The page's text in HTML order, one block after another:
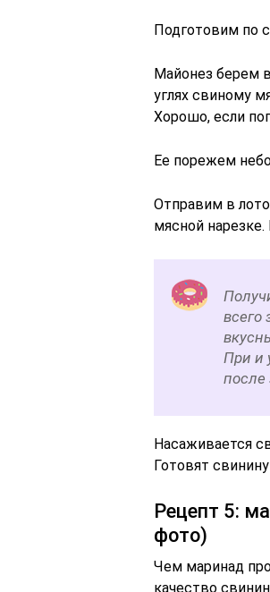
Подготовим по
Майонез берем
углях свиному
Хорошо, если
Ее порежем
Отправим в
мясной
всего
При и
после
Насаживается
Готовят
Рецепт 5:
фото)
Чем маринад
качество